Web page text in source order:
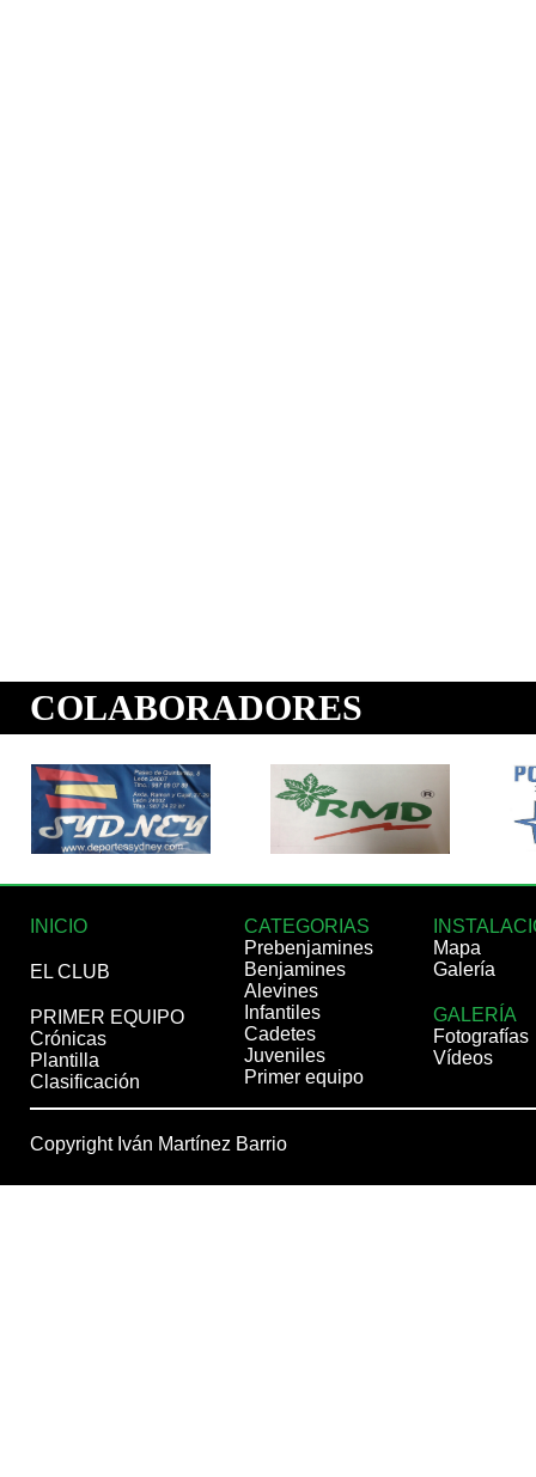
INICIO
EL CLUB
PRIMER EQUIPO
Crónicas
Plantilla
Clasificación
CATEGORIAS
Prebenjamines
Benjamines
Alevines
Infantiles
Cadetes
Juveniles
Primer equipo
Mapa
Galería
GALERÍA
Fotografías
Vídeos
Copyright Iván Martínez Barrio